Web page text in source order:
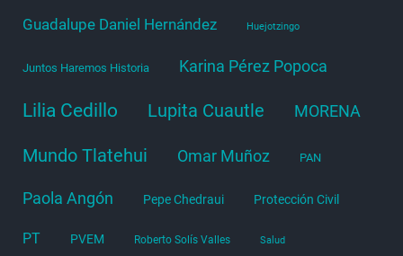
Guadalupe Daniel Hernández Huejotzingo
Juntos Haremos Historia Karina Pérez Popoca
Lilia Cedillo Lupita Cuautle MORENA
Mundo Tlatehui Omar Muñoz PAN
Paola Angón Pepe Chedraui Protección Civil
PT PVEM Roberto Solís Valles Salud